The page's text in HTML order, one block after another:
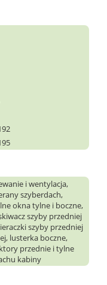
i wentylacja,
szyberdach,
okna tylne i boczne,
szyby przedniej
szyby przedniej
lusterka boczne,
przednie i tylne
kabiny